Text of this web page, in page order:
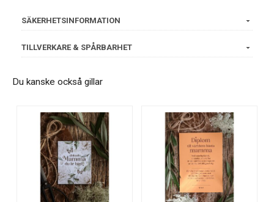
SÄKERHETSINFORMATION
TILLVERKARE & SPÅRBARHET
Du kanske också gillar